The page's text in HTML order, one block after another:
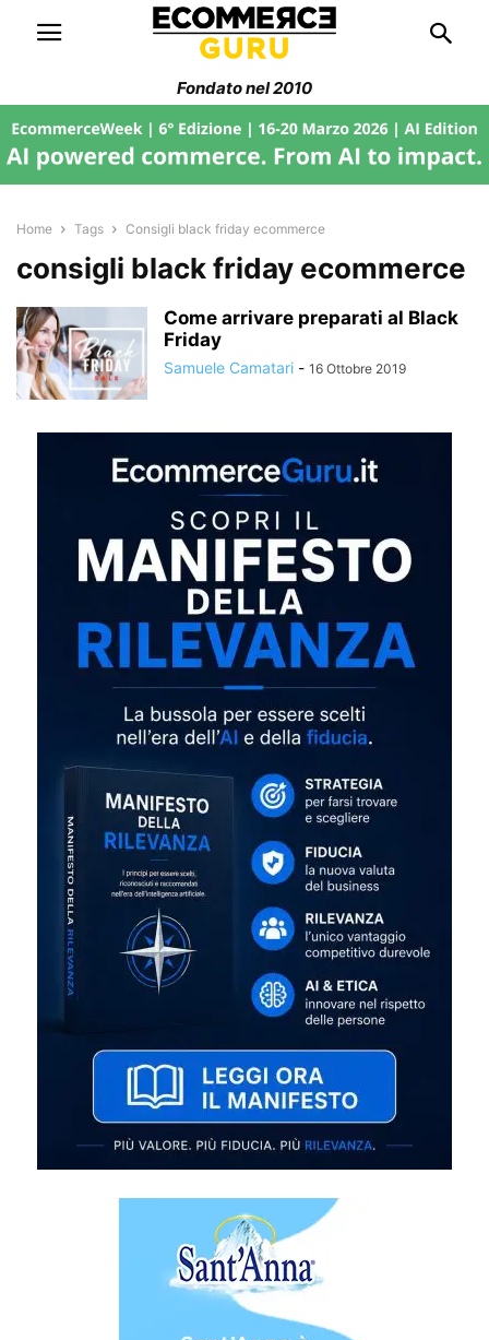
Fondato nel 2010
Home Tags Consigli black friday ecommerce
consigli black friday ecommerce
Come arrivare preparati al Black
Friday
Samuele Camatari - 16 Ottobre 2019